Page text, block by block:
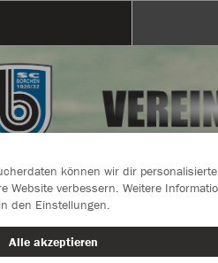
im Teamshop SC
1926/32
können wir dir personalisierte
Website verbessern. Weitere
den Einstellungen.
Alle akzeptieren